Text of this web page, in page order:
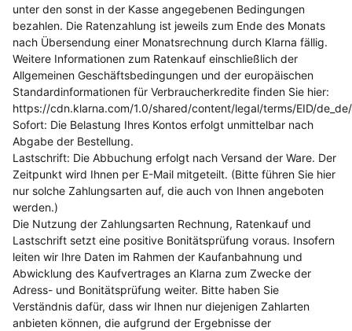
unter den sonst in der Kasse angegebenen Bedingungen
bezahlen. Die Ratenzahlung ist jeweils zum Ende des Monats
nach Übersendung einer Monatsrechnung durch Klarna fällig.
Weitere Informationen zum Ratenkauf einschließlich der
Allgemeinen Geschäftsbedingungen und der europäischen
Standardinformationen für Verbraucherkredite finden Sie hier:
https://cdn.klarna.com/1.0/shared/content/legal/terms/EID/
Sofort: Die Belastung Ihres Kontos erfolgt unmittelbar nach
Abgabe der Bestellung.
Lastschrift: Die Abbuchung erfolgt nach Versand der Ware. Der
Zeitpunkt wird Ihnen per E-Mail mitgeteilt. (Bitte führen Sie hier
nur solche Zahlungsarten auf, die auch von Ihnen angeboten
werden.)
Die Nutzung der Zahlungsarten Rechnung, Ratenkauf und
Lastschrift setzt eine positive Bonitätsprüfung voraus. Insofern
leiten wir Ihre Daten im Rahmen der Kaufanbahnung und
Abwicklung des Kaufvertrages an Klarna zum Zwecke der
Adress- und Bonitätsprüfung weiter. Bitte haben Sie
Verständnis dafür, dass wir Ihnen nur diejenigen Zahlarten
anbieten können, die aufgrund der Ergebnisse der